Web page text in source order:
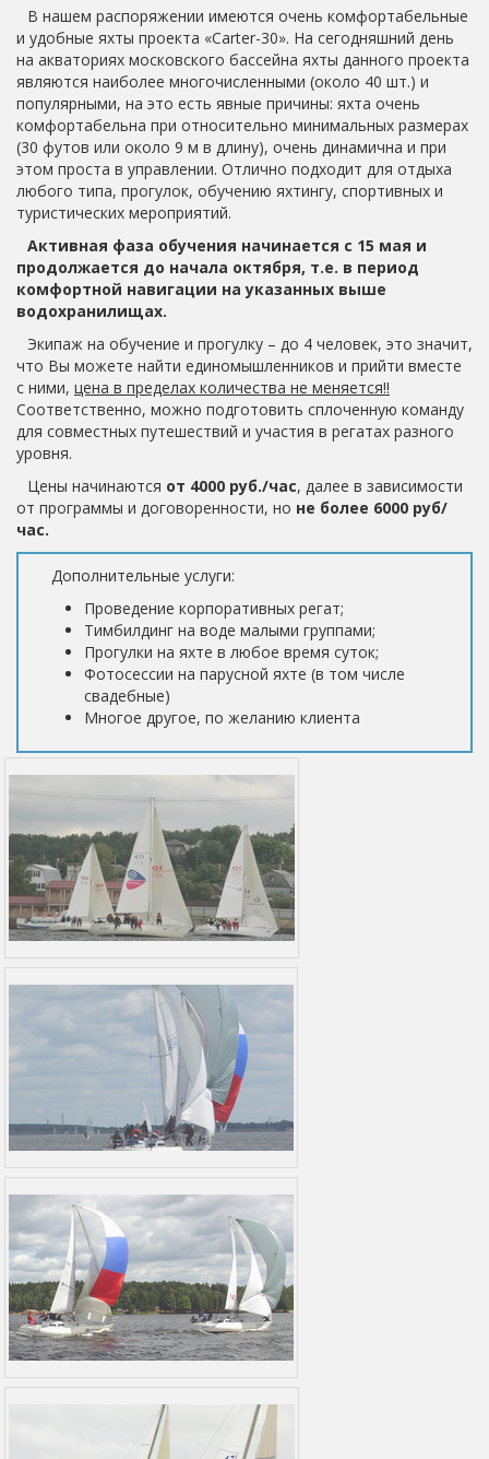
В нашем распоряжении имеются очень комфортабельные
и удобные яхты проекта «Carter-30». На сегодняшний день
на акваториях московского бассейна яхты данного проекта
являются наиболее многочисленными (около 40 шт.) и
популярными, на это есть явные причины: яхта очень
комфортабельна при относительно минимальных размерах
(30 футов или около 9 м в длину), очень динамична и при
этом проста в управлении. Отлично подходит для отдыха
любого типа, прогулок, обучению яхтингу, спортивных и
туристических мероприятий.
Активная фаза обучения начинается с 15 мая и
продолжается до начала октября, т.е. в период
комфортной навигации на указанных выше
водохранилищах.
Экипаж на обучение и прогулку – до 4 человек, это значит,
что Вы можете найти единомышленников и прийти вместе
с ними, цена в пределах количества не меняется!!
Соответственно, можно подготовить сплоченную команду
для совместных путешествий и участия в регатах разного
уровня.
Цены начинаются от 4000 руб./час, далее в зависимости
от программы и договоренности, но не более 6000 руб/
час.
Дополнительные услуги:
Проведение корпоративных регат;
Тимбилдинг на воде малыми группами;
Прогулки на яхте в любое время суток;
Фотосессии на парусной яхте (в том числе
свадебные)
Многое другое, по желанию клиента